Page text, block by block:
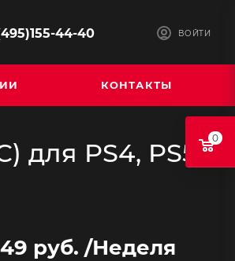
ВОЙТИ
44-40
КОНТАКТЫ
для PS4, PS5
49 руб. /Неделя
0